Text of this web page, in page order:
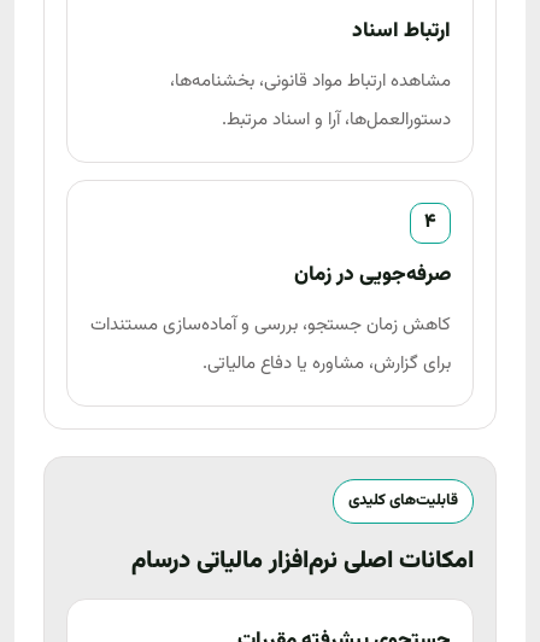
ارتباط اسناد
مشاهده ارتباط مواد قانونی، بخشنامه‌ها،
دستورالعمل‌ها، آرا و اسناد مرتبط.
4
صرفه‌جویی در زمان
کاهش زمان جستجو، بررسی و آماده‌سازی مستندات
برای گزارش، مشاوره یا دفاع مالیاتی.
قابلیت‌های کلیدی
امکانات اصلی نرم‌افزار مالیاتی درسام